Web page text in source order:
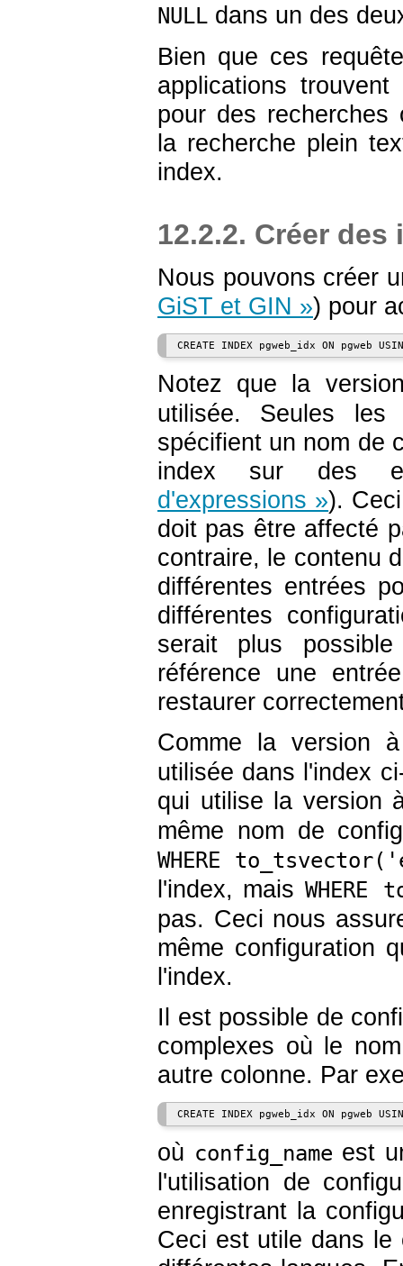
NULL dans un des
Bien que ces
applications
pour des recherches
la recherche plein
index.
12.2.2. Créer des
Nous pouvons créer
GiST et GIN ») pour
Notez que la
utilisée. Seules
spécifient un nom de
index sur des
d'expressions »).
doit pas être affecté
contraire, le contenu
différentes entrées
différentes
serait plus
référence une
restaurer
Comme la version
utilisée dans l'index
qui utilise la version
même nom de
WHERE
l'index, mais
pas. Ceci nous
même configuration
l'index.
Il est possible de
complexes où le
autre colonne. Par
où config_name est
l'utilisation de
enregistrant la
Ceci est utile dans le